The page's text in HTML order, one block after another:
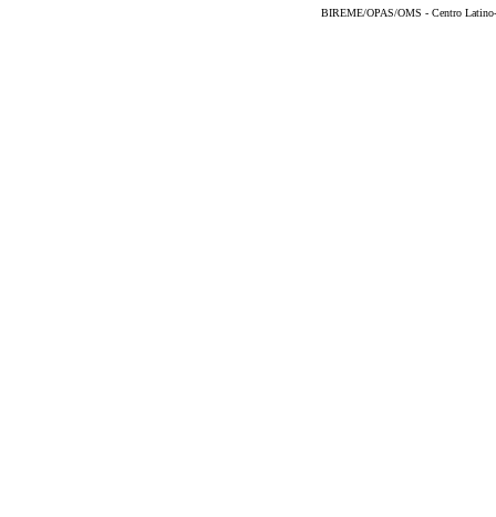
BIREME/OPAS/OMS - Centro Latino-